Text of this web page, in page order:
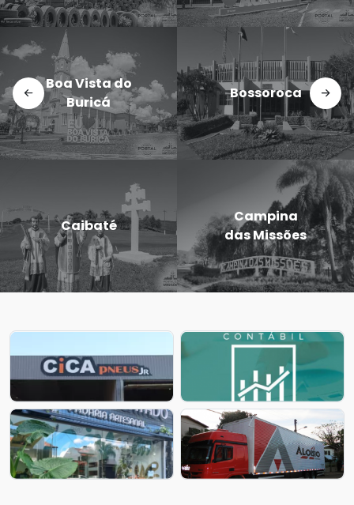
Bossoroca
Campina
das Missões
Dezesseis de
Novembro
Entre-Ijuís